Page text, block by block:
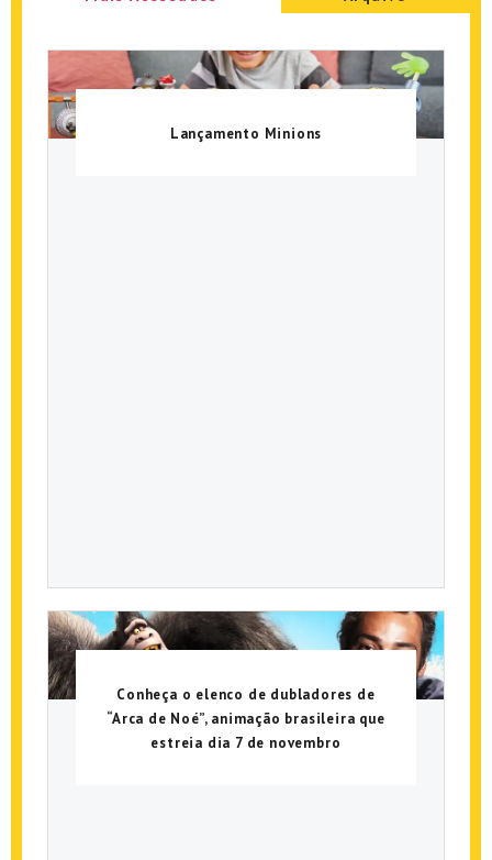
Lançamento Minions
Conheça o elenco de dubladores de
“Arca de Noé”, animação brasileira que
estreia dia 7 de novembro